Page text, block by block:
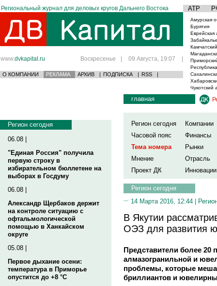
Региональный журнал для деловых кругов Дальнего Востока АТР
www.dvkapital.ru Воскресенье | 09 Августа, 19:07 |
О КОМПАНИИ РЕКЛАМА АРХИВ | ПОДПИСКА | RSS |
Амурская
Бурятия
Еврейская
Чукотский
Регион сегодня
06.08 |
"Единая Россия" получила
первую строку в
избирательном бюллетене на
выборах в Госдуму
06.08 |
Александр Щербаков держит
на контроле ситуацию с
офтальмологической
помощью в Ханкайском
округе
05.08 |
Первое дыхание осени:
температура в Приморье
опустится до +8 °C
главная
Регион сегодня
Компании
Часовой пояс
Финансы
Тема номера
Рынки
Мнение
Отрасль
Проект ДК
Инновации
Регион сегодня
14 Марта 2016, 12:44 |
В Якутии
ОЭЗ для развития
Представители более 20
алмазогранильной и
проблемы, которые
бриллиантов и